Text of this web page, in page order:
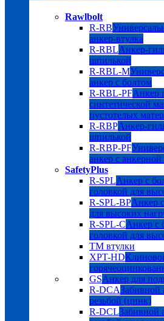
Rawlbolt
R-RB
анкер-втулка
R-RBLАнкер-
шпилькой
R-RBL-M
анкер с болтом
R-RBL-PFАнкер
синтетической
пустотелых
R-RBPАнкер-
шпилькой
R-RBP-PF
анкер с
SafetyPlus
R-SPLАнкер с
головкой для
R-SPL-BPАнкер
для высоких
R-SPL-CАнкер с
головкой для
TM втулки
XPT-HD
GSАнкер для
R-DCAЗабивной
резьбой (цинк)
R-DCLЗабивной